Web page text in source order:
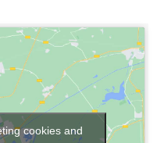
cookies and